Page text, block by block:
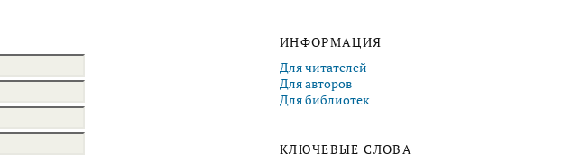
ИНФОРМАЦИЯ
Для читателей
Для авторов
Для библиотек
КЛЮЧЕВЫЕ СЛОВА